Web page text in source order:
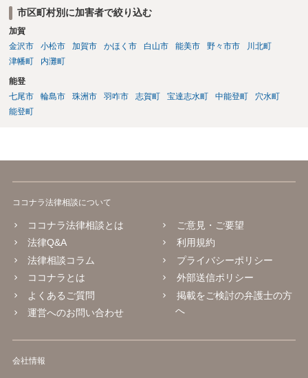
て警察に連絡しないのだろうという話になっているのだと思います。
そして，捜査機関としては，解離性健忘の影響で報告できなかった事
情が見当たらないのだと思います。このような点を意識された上で，
警察の方に事実を理解してもらえるように説明することが，相談者の
の現場から離れて様子を窺い、事故として取り扱われているかいない
かを確認して，警察がきていないから事故が発生していないことで済
ませればいいだろうと思って報告しなかったのではないかと疑ってい
れば，刑事処分を受けることはなくなります。 一方，赤色信号無視が
あった場合は，少し複雑になります。 単純に過失傷害罪と判断される
のであれば，赤色信号無視がない場合と同じで，親告罪となります
（結論は上記と同じです。）。 ただ，赤信号無視（といっても，本件
では殊更無視にはなりません。看過です）は過失の中でも重大なもの
ですから，重過失致傷罪が成立すると判断される場合もあり得ると思
います。重過失致傷罪は親告罪ではありません。 もっとも，自転車よ
り重い自動車の場合には，過失運転致傷罪であっても，「傷害が軽い
場合には，情状により，その刑を免除することができる」との規定が
市区町村別に加害者で絞り込む
加賀
金沢市
小松市 加賀市 かほく市 白山市 能美市 野々市市
川北町
津幡町
内灘町
能登
七尾市
輪島市 珠洲市 羽咋市 志賀町 宝達志水町 中能登町
穴水町
能登町
ココナラ法律相談について
ココナラ法律相談とは
法律Q&A
法律相談コラム
ココナラとは
よくあるご質問
運営へのお問い合わせ
ご意見・ご要望
利用規約
プライバシーポリシー
外部送信ポリシー
掲載をご検討の弁護士の方
へ
会社情報